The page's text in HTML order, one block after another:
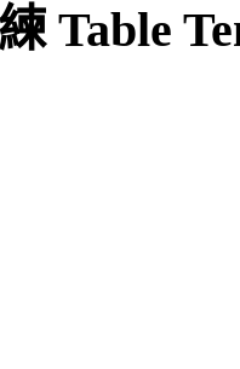
Table